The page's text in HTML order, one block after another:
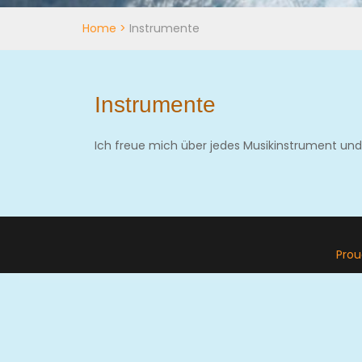
Home > Instrumente
Instrumente
Ich freue mich über jedes Musikinstrument